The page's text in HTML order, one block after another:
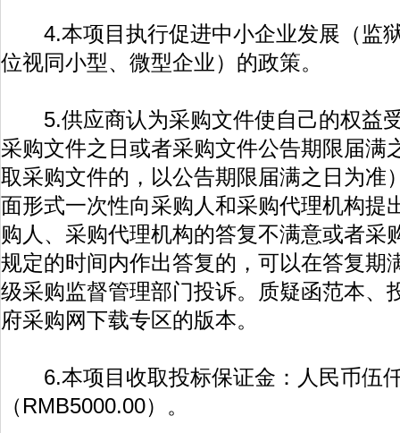
4.本项目执行促进中小企业发展（监
位视同小型、微型企业）的政策。
5.供应商认为采购文件使自己的权益
采购文件之日或者采购文件公告期限届满
取采购文件的，以公告期限届满之日为准
面形式一次性向采购人和采购代理机构提
购人、采购代理机构的答复不满意或者采
规定的时间内作出答复的，可以在答复期
级采购监督管理部门投诉。质疑函范本、
府采购网下载专区的版本。
6.本项目收取投标保证金：人民币伍
（RMB5000.00）。